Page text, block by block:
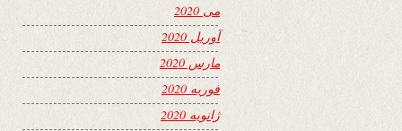
می 2020
آوریل 2020
مارس 2020
فوریه 2020
ژانویه 2020